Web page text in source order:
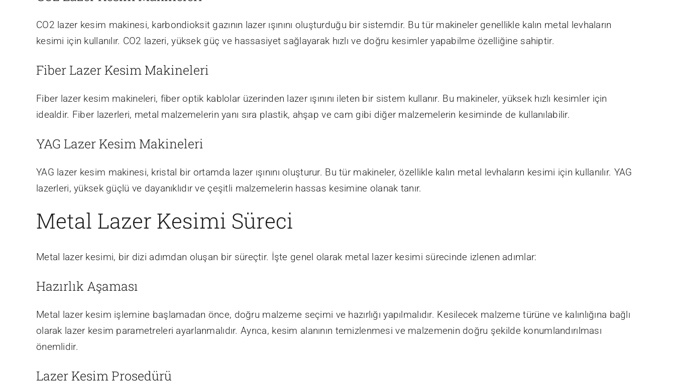
CO2 lazer kesim makinesi, karbondioksit gazının lazer ışınını oluşturduğu bir sistemdir. Bu tür makineler genellikle kalın metal levhaların
kesimi için kullanılır. CO2 lazeri, yüksek güç ve hassasiyet sağlayarak hızlı ve doğru kesimler yapabilme özelliğine sahiptir.
Fiber Lazer Kesim Makineleri
Fiber lazer kesim makineleri, fiber optik kablolar üzerinden lazer ışınını ileten bir sistem kullanır. Bu makineler, yüksek hızlı kesimler için
idealdir. Fiber lazerleri, metal malzemelerin yanı sıra plastik, ahşap ve cam gibi diğer malzemelerin kesiminde de kullanılabilir.
YAG Lazer Kesim Makineleri
YAG lazer kesim makinesi, kristal bir ortamda lazer ışınını oluşturur. Bu tür makineler, özellikle kalın metal levhaların kesimi için kullanılır. YAG
lazerleri, yüksek güçlü ve dayanıklıdır ve çeşitli malzemelerin hassas kesimine olanak tanır.
Metal Lazer Kesimi Süreci
Metal lazer kesimi, bir dizi adımdan oluşan bir süreçtir. İşte genel olarak metal lazer kesimi sürecinde izlenen adımlar:
Hazırlık Aşaması
Metal lazer kesim işlemine başlamadan önce, doğru malzeme seçimi ve hazırlığı yapılmalıdır. Kesilecek malzeme türüne ve kalınlığına bağlı
olarak lazer kesim parametreleri ayarlanmalıdır. Ayrıca, kesim alanının temizlenmesi ve malzemenin doğru şekilde konumlandırılması
önemlidir.
Lazer Kesim Prosedürü